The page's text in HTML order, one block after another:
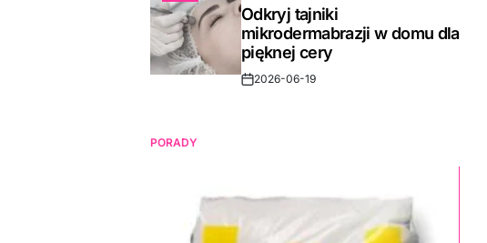
IN
Odkryj tajniki
mikrodermabrazji w domu dla
pięknej cery
Post2026-06-19
PORADY